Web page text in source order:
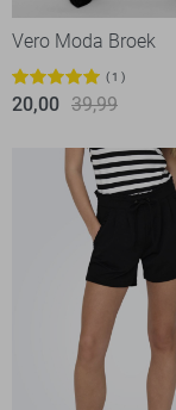
Vero Moda Broek
1
20,00 39,99